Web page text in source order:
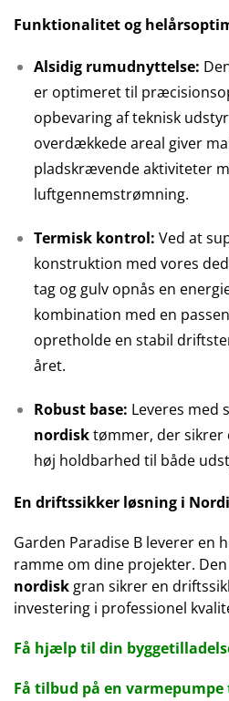
Funktionalitet og
Alsidig rumudnyttelse:
er optimeret til
opbevaring af teknisk
overdækkede areal giver
pladskrævende aktiviteter
luftgennemstrømning.
Termisk kontrol: Ved at
konstruktion med vores
tag og gulv opnås en
kombination med en
opretholde en stabil
året.
Robust base: Leveres med
nordisktømmer, der sikrer
høj holdbarhed til både
En driftssikker løsning i
Garden Paradise B leverer en
ramme om dine projekter.
nordisk gran sikrer en
investering i professionel
Få hjælp til din
Få tilbud på en